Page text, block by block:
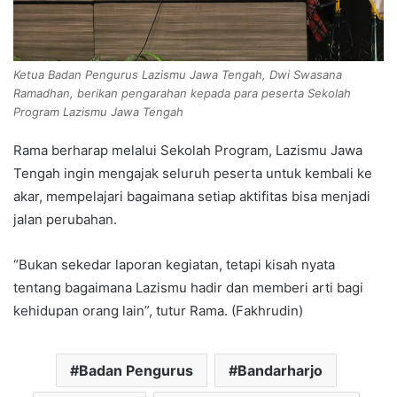
Ketua Badan Pengurus Lazismu Jawa Tengah, Dwi Swasana
Ramadhan, berikan pengarahan kepada para peserta Sekolah
Program Lazismu Jawa Tengah
Rama berharap melalui Sekolah Program, Lazismu Jawa
Tengah ingin mengajak seluruh peserta untuk kembali ke
akar, mempelajari bagaimana setiap aktifitas bisa menjadi
jalan perubahan.
“Bukan sekedar laporan kegiatan, tetapi kisah nyata
tentang bagaimana Lazismu hadir dan memberi arti bagi
kehidupan orang lain”, tutur Rama. (Fakhrudin)
Badan Pengurus Bandarharjo